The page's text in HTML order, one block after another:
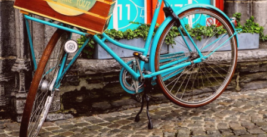
Notre « Incolettre » mensuelle
Recherche